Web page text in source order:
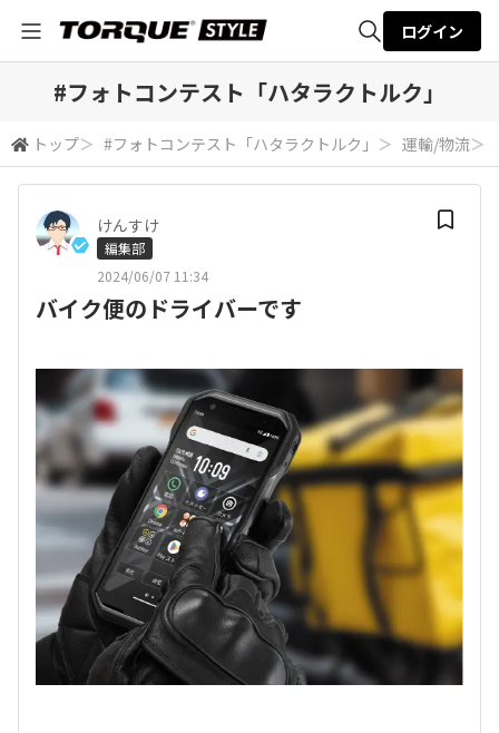
全体検索
検索
ログイン
#フォトコンテスト「ハタラクトルク」
トップ＞ #フォトコンテスト「ハタラクトルク」 ＞ 運輸/物流＞
けんすけ
編集部
2024/06/07 11:34
バイク便のドライバーです